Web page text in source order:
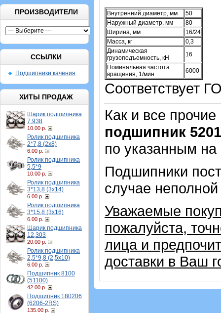
ПРОИЗВОДИТЕЛИ
ССЫЛКИ
Подшипники качения
ХИТЫ ПРОДАЖ
Шарик подшипника
7,938
10.00 р.
Ролик подшипника
2*7,8 (2х8)
6.00 р.
Ролик подшипника
5,5*9
10.00 р.
Ролик подшипника
3*13,8 (3х14)
6.00 р.
Ролик подшипника
3*15,8 (3х16)
6.00 р.
Шарик подшипника
12,303
20.00 р.
Ролик подшипника
2,5*9,8 (2,5х10)
6.00 р.
Подшипник 8100
(51100)
42.00 р.
Подшипник 180206
(6206-2RS)
135.00 р.
Внутренний диаметр, мм
50
Наружный диаметр, мм
80
Ширина, мм
16/24
Масса, кг
0,3
Динамическая
грузоподъемность, кН
16
Номинальная частота
вращения, 1/мин
6000
Соответствует
Как и все
подшипник
по указанным
Подшипники
случае
Уважаемые
пожалуйста,
лица и
доставки в Ваш